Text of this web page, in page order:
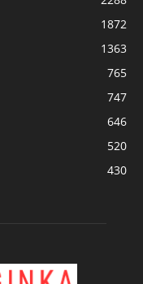
1872
1363
765
747
646
520
430